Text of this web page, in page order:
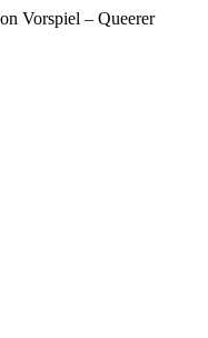
Vorspiel – Queerer